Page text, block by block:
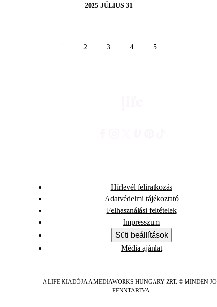
2025 JÚLIUS 31
1 2 3 4 5
Hírlevél feliratkozás
Adatvédelmi tájékoztató
Felhasználási feltételek
Impresszum
Süti beállítások
Média ajánlat
A LIFE KIADÓJA A MEDIAWORKS HUNGARY ZRT. © MINDEN
FENNTARTVA.